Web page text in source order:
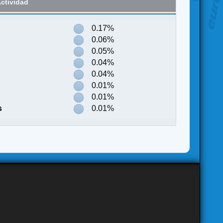
0.17%
0.06%
0.05%
0.04%
0.04%
0.01%
0.01%
0.01%